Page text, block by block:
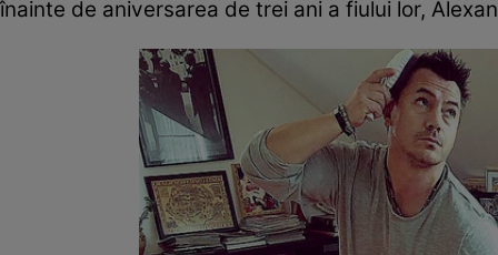
înainte de aniversarea de trei ani a fiului lor,